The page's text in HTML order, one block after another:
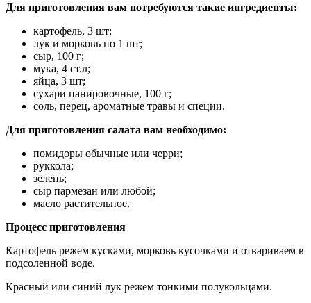
Для приготовления вам потребуются такие ингредиенты:
картофель, 3 шт;
лук и морковь по 1 шт;
сыр, 100 г;
мука, 4 ст.л;
яйца, 3 шт;
сухари панировочные, 100 г;
соль, перец, ароматные травы и специи.
Для приготовления салата вам необходимо:
помидоры обычные или черри;
руккола;
зелень;
сыр пармезан или любой;
масло растительное.
Процесс приготовления
Картофель режем кусками, морковь кусочками и отвариваем в
подсоленной воде.
Красный или синий лук режем тонкими полукольцами.